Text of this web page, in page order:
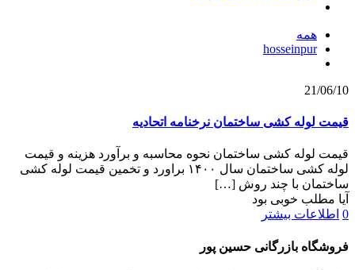
همه
hosseinpur
21/06/10
قیمت لوله کشی ساختمان نرخنامه اتحادیه
قیمت لوله کشی ساختمان نحوه محاسبه و برآورد هزینه و قیمت
لوله کشی ساختمان سال ۱۴۰۰ براورد و تخمین قیمت لوله کشی
ساختمان با چند روش […]
آیا مطلب خوبی بود
0 اطلاعات بیشتر
فروشگاه بازرگانی حسین پور